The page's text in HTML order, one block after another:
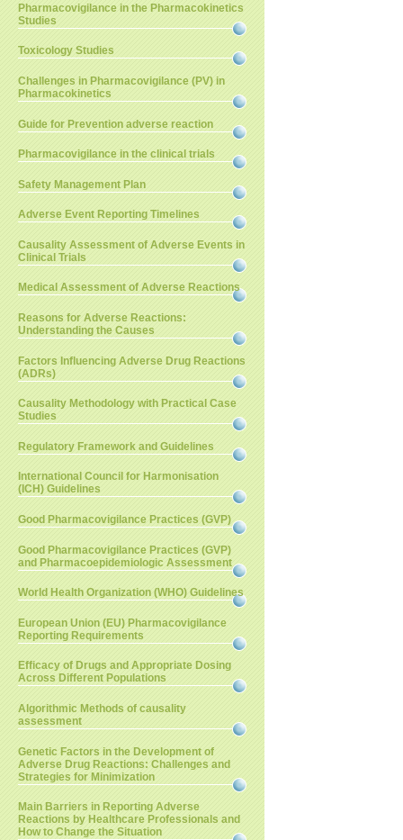
Pharmacovigilance in the Pharmacokinetics
Studies
Toxicology Studies
Challenges in Pharmacovigilance (PV) in
Pharmacokinetics
Guide for Prevention adverse reaction
Pharmacovigilance in the clinical trials
Safety Management Plan
Adverse Event Reporting Timelines
Causality Assessment of Adverse Events in
Clinical Trials
Medical Assessment of Adverse Reactions
Reasons for Adverse Reactions:
Understanding the Causes
Factors Influencing Adverse Drug Reactions
(ADRs)
Causality Methodology with Practical Case
Studies
Regulatory Framework and Guidelines
International Council for Harmonisation
(ICH) Guidelines
Good Pharmacovigilance Practices (GVP)
Good Pharmacovigilance Practices (GVP)
and Pharmacoepidemiologic Assessment
World Health Organization (WHO) Guidelines
European Union (EU) Pharmacovigilance
Reporting Requirements
Efficacy of Drugs and Appropriate Dosing
Across Different Populations
Algorithmic Methods of causality
assessment
Genetic Factors in the Development of
Adverse Drug Reactions: Challenges and
Strategies for Minimization
Main Barriers in Reporting Adverse
Reactions by Healthcare Professionals and
How to Change the Situation